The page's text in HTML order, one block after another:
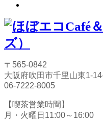
〒565-0842
大阪府吹田市千里山東1-
06-7222-8005
【喫茶営業時間】
月・火曜日11:00～16:00